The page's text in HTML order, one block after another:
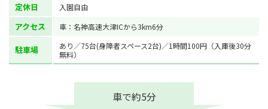
定休日 入園自由
アクセス 車：名神高速大津ICから3km6分
駐車場
あり／75台(身障者スペース2台)／1時間100円（入庫後30分
無料）
車で約5分